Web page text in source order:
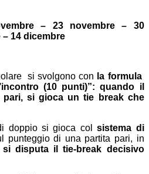
– 23 novembre – 30
– 14 dicembre
si svolgono con la formula
(10 punti)”: quando il
pari, si gioca un tie break che
di doppio si gioca colsistema di
punteggio di una partita pari, in
si disputa il tie-break decisivo